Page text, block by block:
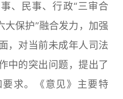
、民事、行政“三审合
大保护”融合发力，加强
，对当前未成年人司法
中的突出问题，提出了
求。《意见》主要特